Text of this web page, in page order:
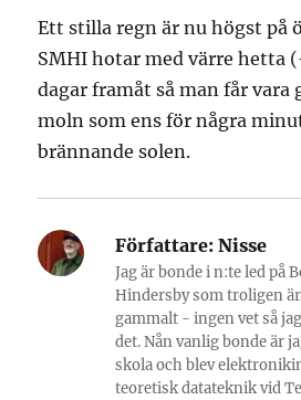
Ett stilla regn är nu högst på
SMHI hotar med värre hetta
dagar framåt så man får vara
moln som ens för några
brännande solen.
Författare: Nisse
Jag är bonde i n:te led på
Hindersby som troligen
gammalt - ingen vet så
det. Nån vanlig bonde är
skola och blev
teoretisk datateknik vid